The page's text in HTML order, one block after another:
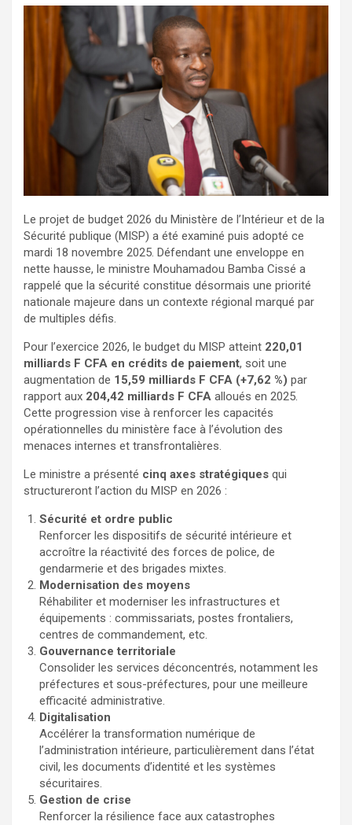
Le projet de budget 2026 du Ministère de l’Intérieur et de la
Sécurité publique (MISP) a été examiné puis adopté ce
mardi 18 novembre 2025. Défendant une enveloppe en
nette hausse, le ministre Mouhamadou Bamba Cissé a
rappelé que la sécurité constitue désormais une priorité
nationale majeure dans un contexte régional marqué par
de multiples défis.
Pour l’exercice 2026, le budget du MISP atteint 220,01
milliards F CFA en crédits de paiement, soit une
augmentation de 15,59 milliards F CFA (+7,62 %) par
rapport aux 204,42 milliards F CFA alloués en 2025.
Cette progression vise à renforcer les capacités
opérationnelles du ministère face à l’évolution des
menaces internes et transfrontalières.
Le ministre a présenté cinq axes stratégiques qui
structureront l’action du MISP en 2026 :
Sécurité et ordre public
Renforcer les dispositifs de sécurité intérieure et
accroître la réactivité des forces de police, de
gendarmerie et des brigades mixtes.
Modernisation des moyens
Réhabiliter et moderniser les infrastructures et
équipements : commissariats, postes frontaliers,
centres de commandement, etc.
Gouvernance territoriale
Consolider les services déconcentrés, notamment les
préfectures et sous-préfectures, pour une meilleure
efficacité administrative.
Digitalisation
Accélérer la transformation numérique de
l’administration intérieure, particulièrement dans l’état
civil, les documents d’identité et les systèmes
sécuritaires.
Gestion de crise
Renforcer la résilience face aux catastrophes